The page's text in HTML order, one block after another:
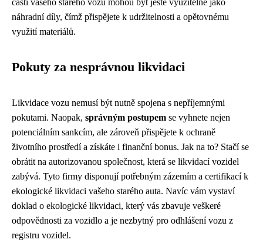
části vašeho starého vozu mohou být ještě využitelné jako
náhradní díly, čímž přispějete k udržitelnosti a opětovnému
využití materiálů.
Pokuty za nesprávnou likvidaci
Likvidace vozu nemusí být nutně spojena s nepříjemnými
pokutami. Naopak, správným postupem se vyhnete nejen
potenciálním sankcím, ale zároveň přispějete k ochraně
životního prostředí a získáte i finanční bonus. Jak na to? Stačí se
obrátit na autorizovanou společnost, která se likvidací vozidel
zabývá. Tyto firmy disponují potřebným zázemím a certifikací k
ekologické likvidaci vašeho starého auta. Navíc vám vystaví
doklad o ekologické likvidaci, který vás zbavuje veškeré
odpovědnosti za vozidlo a je nezbytný pro odhlášení vozu z
registru vozidel.